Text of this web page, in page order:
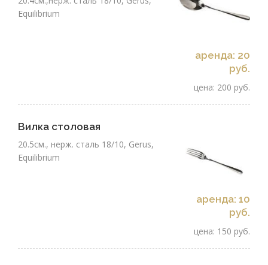
Equilibrium
аренда: 20
руб.
цена: 200 руб.
Вилка столовая
20.5см., нерж. сталь 18/10, Gerus,
Equilibrium
аренда: 10
руб.
цена: 150 руб.